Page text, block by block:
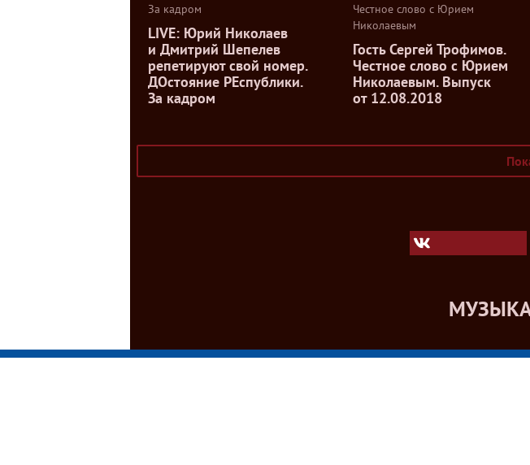
За кадром
LIVE: Юрий Николаев
и Дмитрий Шепелев
репетируют свой номер.
ДОстояние РЕспублики.
За кадром
Честное слово с Юрием
Николаевым
Гость Сергей Трофимов.
Честное слово с Юрием
Николаевым. Выпуск
от 12.08.2018